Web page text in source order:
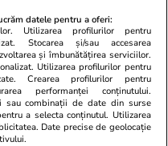
caz
83.000 de
datele pentru a oferi:
Utilizarea profilurilor pentru
Stocarea și/sau accesarea
și îmbunătățirea serviciilor.
Utilizarea profilurilor pentru
Crearea profilurilor pentru
performanței conținutului.
sau combinații de date din surse
a selecta conținutul. Utilizarea
Date precise de geolocație